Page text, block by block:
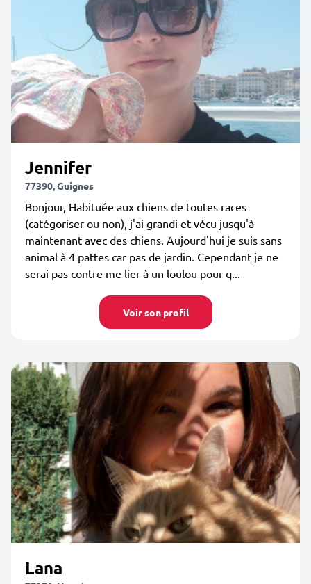
Jennifer
77390, Guignes
Bonjour, Habituée aux chiens de toutes races
(catégoriser ou non), j'ai grandi et vécu jusqu'à
maintenant avec des chiens. Aujourd'hui je suis sans
animal à 4 pattes car pas de jardin. Cependant je ne
serai pas contre me lier à un loulou pour q...
Voir son profil
Lana